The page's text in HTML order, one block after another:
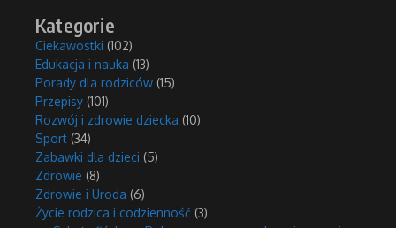
Kategorie
Ciekawostki (102)
Edukacja i nauka (13)
Porady dla rodziców (15)
Przepisy (101)
Rozwój i zdrowie dziecka (10)
Sport (34)
Zabawki dla dzieci (5)
Zdrowie (8)
Zdrowie i Uroda (6)
Życie rodzica i codzienność (3)